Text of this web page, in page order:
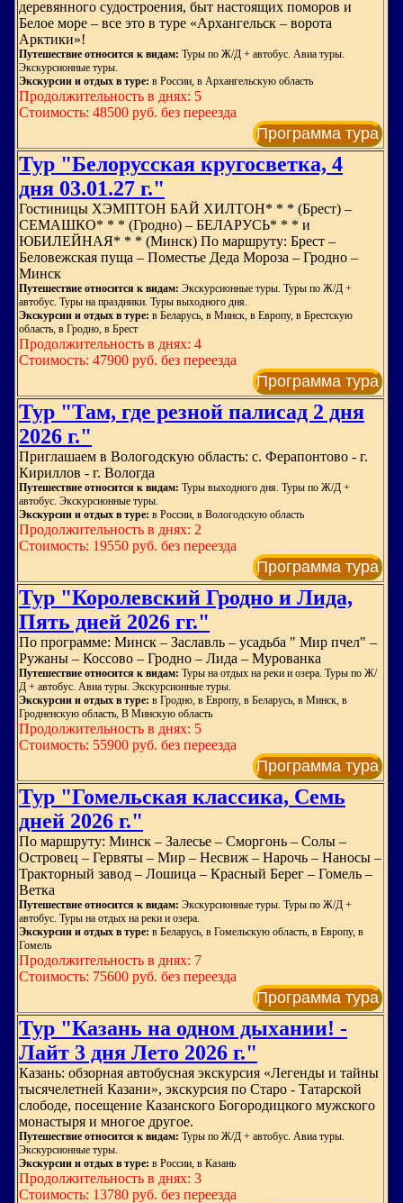
деревянного судостроения, быт настоящих поморов и
Белое море – все это в туре «Архангельск – ворота
Арктики»!
Путешествие относится к видам: Туры по Ж/Д + автобус. Авиа туры.
Экскурсионные туры.
Экскурсии и отдых в туре: в России, в Архангельскую область
Продолжительность в днях: 5
Стоимость: 48500 руб. без переезда
Программа тура
Тур "Белорусская кругосветка, 4
дня 03.01.27 г."
Гостиницы ХЭМПТОН БАЙ ХИЛТОН* * * (Брест) –
СЕМАШКО* * * (Гродно) – БЕЛАРУСЬ* * * и
ЮБИЛЕЙНАЯ* * * (Минск) По маршруту: Брест –
Беловежская пуща – Поместье Деда Мороза – Гродно –
Минск
Путешествие относится к видам: Экскурсионные туры. Туры по Ж/Д +
автобус. Туры на праздники. Туры выходного дня.
Экскурсии и отдых в туре: в Беларусь, в Минск, в Европу, в Брестскую
область, в Гродно, в Брест
Продолжительность в днях: 4
Стоимость: 47900 руб. без переезда
Программа тура
Тур "Там, где резной палисад 2 дня
2026 г."
Приглашаем в Вологодскую область: с. Ферапонтово - г.
Кириллов - г. Вологда
Путешествие относится к видам: Туры выходного дня. Туры по Ж/Д +
автобус. Экскурсионные туры.
Экскурсии и отдых в туре: в России, в Вологодскую область
Продолжительность в днях: 2
Стоимость: 19550 руб. без переезда
Программа тура
Тур "Королевский Гродно и Лида,
Пять дней 2026 гг."
По программе: Минск – Заславль – усадьба " Мир пчел" –
Ружаны – Коссово – Гродно – Лида – Мурованка
Путешествие относится к видам: Туры на отдых на реки и озера. Туры по Ж/
Д + автобус. Авиа туры. Экскурсионные туры.
Экскурсии и отдых в туре: в Гродно, в Европу, в Беларусь, в Минск, в
Гродненскую область, В Минскую область
Продолжительность в днях: 5
Стоимость: 55900 руб. без переезда
Программа тура
Тур "Гомельская классика, Семь
дней 2026 г."
По маршруту: Минск – Залесье – Сморгонь – Солы –
Островец – Гервяты – Мир – Несвиж – Нарочь – Наносы –
Тракторный завод – Лошица – Красный Берег – Гомель –
Ветка
Путешествие относится к видам: Экскурсионные туры. Туры по Ж/Д +
автобус. Туры на отдых на реки и озера.
Экскурсии и отдых в туре: в Беларусь, в Гомельскую область, в Европу, в
Гомель
Продолжительность в днях: 7
Стоимость: 75600 руб. без переезда
Программа тура
Тур "Казань на одном дыхании! -
Лайт 3 дня Лето 2026 г."
Казань: обзорная автобусная экскурсия «Легенды и тайны
тысячелетней Казани», экскурсия по Старо - Татарской
слободе, посещение Казанского Богородицкого мужского
монастыря и многое другое.
Путешествие относится к видам: Туры по Ж/Д + автобус. Авиа туры.
Экскурсионные туры.
Экскурсии и отдых в туре: в России, в Казань
Продолжительность в днях: 3
Стоимость: 13780 руб. без переезда